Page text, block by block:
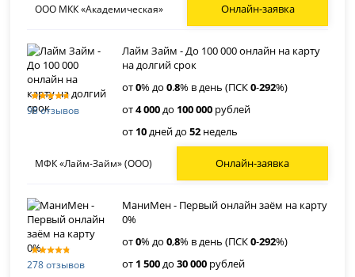
ООО МКК «Академическая» Онлайн-заявка
98 отзывов
Лайм Займ - До 100 000 онлайн на карту
на долгий срок
от0% до0.8% в день (ПСК0-292%)
от4 000до 100 000 рублей
от 10дней до52 недель
МФК «Лайм-Займ» (ООО) Онлайн-заявка
278 отзывов
МаниМен - Первый онлайн заём на карту
0%
от0% до0,8% в день (ПСК0-292%)
от 1 500до30 000 рублей